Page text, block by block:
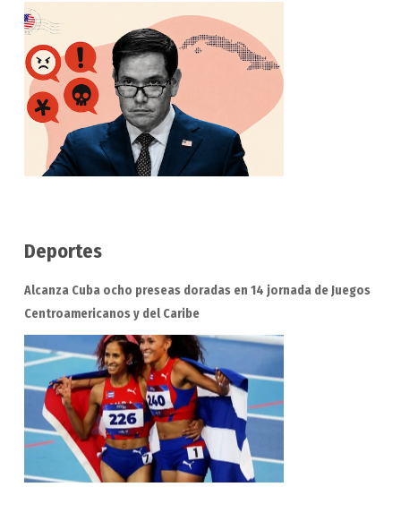
Deportes
Alcanza Cuba ocho preseas doradas en 14 jornada de Juegos
Centroamericanos y del Caribe